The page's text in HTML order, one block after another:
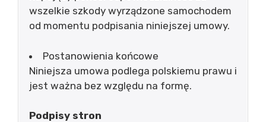
wszelkie szkody wyrządzone samochodem
od momentu podpisania niniejszej umowy.
Postanowienia końcowe
Niniejsza umowa podlega polskiemu prawu i
jest ważna bez względu na formę.
Podpisy stron